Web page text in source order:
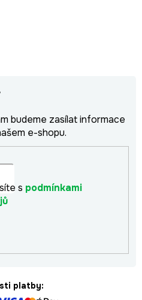
budeme zasílat informace
e-shopu.
s podmínkami
platby: